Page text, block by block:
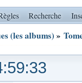
Recherche
(les albums)»